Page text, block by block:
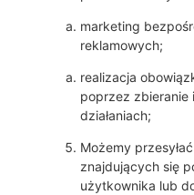
marketing
reklamowych;
realizacja
poprzez zbieranie
działaniach;
Możemy
znajdujących się
użytkownika lub